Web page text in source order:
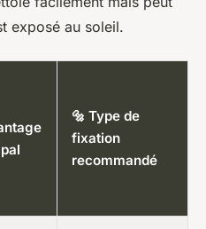
exposé au soleil.
🔩 Type de
fixation
recommandé